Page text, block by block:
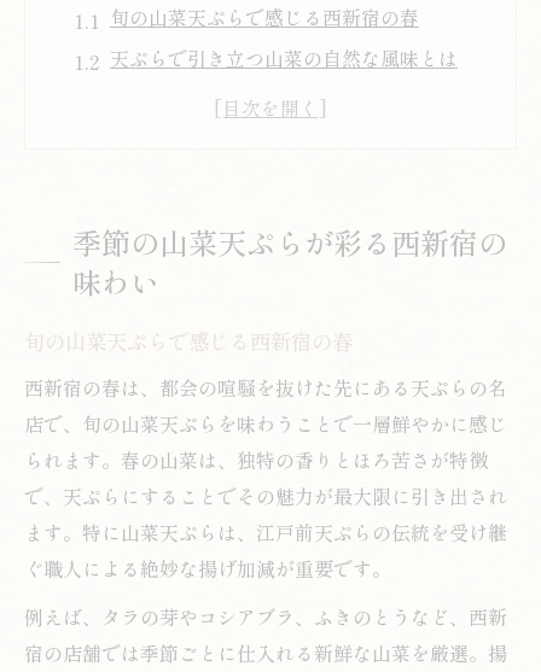
旬の山菜天ぷらで感じる西新宿の春
天ぷらで引き立つ山菜の自然な風味とは
季節の山菜天ぷらを選ぶポイントと楽しみ
山菜の魅力が光る西新宿で天ぷら体験
山菜天ぷらの奥深さを西新宿で体感する方
法
西新宿の天ぷら店で味わう山菜の旬と特徴
天ぷらと山菜のバランスが美味しさの決め
手
山菜天ぷらをより楽しむための食べ方の工
夫
西新宿ならではの山菜天ぷら体験の魅力
天ぷら好きなら旬の山菜を西新宿で堪能
天ぷら愛好家が選ぶ山菜の楽しみ方
季節の山菜天ぷらが彩る西新宿の
味わい
旬の山菜天ぷらで感じる西新宿の春
西新宿の春は、都会の喧騒を抜けた先にある天ぷらの名
店で、旬の山菜天ぷらを味わうことで一層鮮やかに感じ
られます。春の山菜は、独特の香りとほろ苦さが特徴
で、天ぷらにすることでその魅力が最大限に引き出され
ます。特に山菜天ぷらは、江戸前天ぷらの伝統を受け継
ぐ職人による絶妙な揚げ加減が重要です。
例えば、タラの芽やコシアブラ、ふきのとうなど、西新
宿の店舗では季節ごとに仕入れる新鮮な山菜を厳選。揚